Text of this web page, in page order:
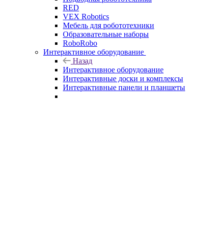
RED
VEX Robotics
Мебель для робототехники
Образовательные наборы
RoboRobo
Интерактивное оборудование
Назад
Интерактивное оборудование
Интерактивные доски и комплексы
Интерактивные панели и планшеты